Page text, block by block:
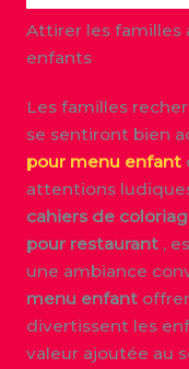
Attirer les familles
enfants
Les familles
se sentiront bien
pour menu enfant
attentions
cahiers de
pour restaurant,
une ambiance
menu enfant
divertissent les
valeur ajoutée au